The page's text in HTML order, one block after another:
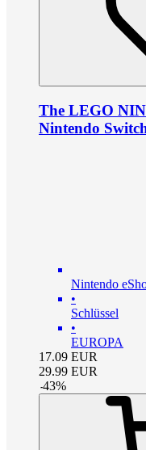
The LEGO
Nintendo
Nintendo
•
Schlüssel
•
EUROPA
17.09 EUR
29.99 EUR
-43%